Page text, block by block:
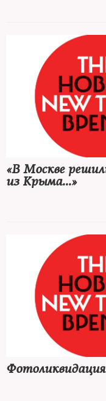
«В Москве
из Крыма...»
Фотоликвидация